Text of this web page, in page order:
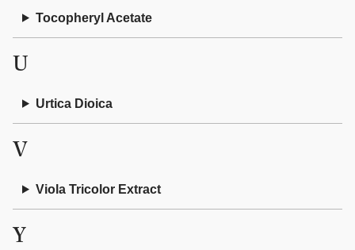
Tocopheryl Acetate
U
Urtica Dioica
V
Viola Tricolor Extract
Y